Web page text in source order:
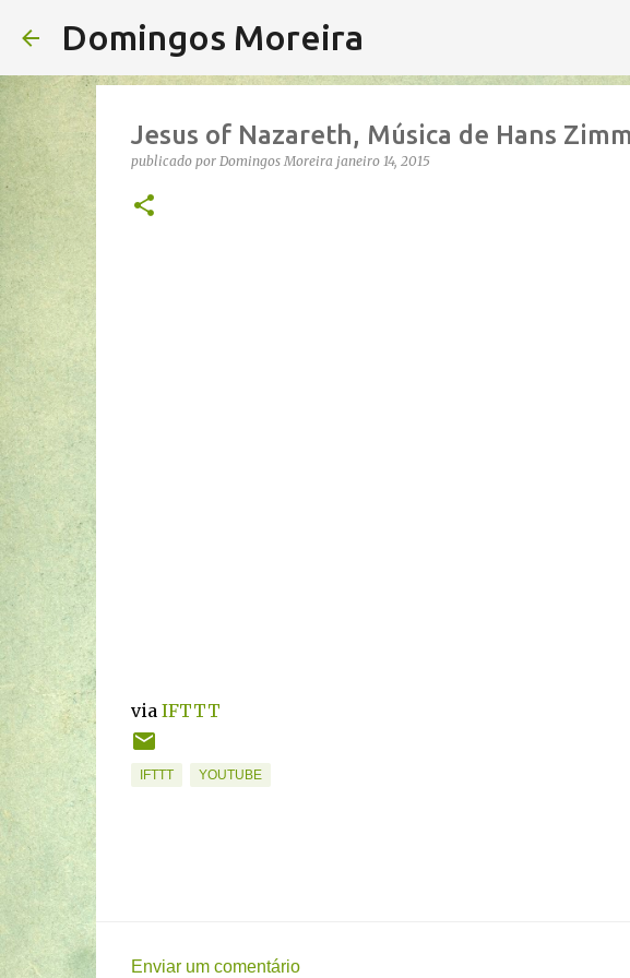
Domingos Moreira
Jesus of Nazareth, Música de Hans
publicado por Domingos Moreira janeiro 14, 2015
via IFTTT
IFTTT YOUTUBE
Enviar um comentário